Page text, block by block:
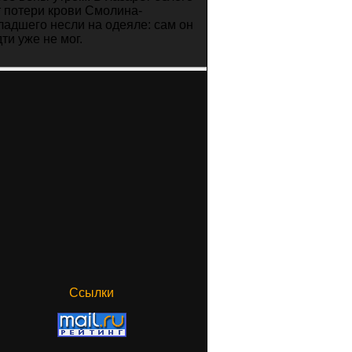
потери крови Смолина-
несли на одеяле: сам он
уже не мог.
Ссылки